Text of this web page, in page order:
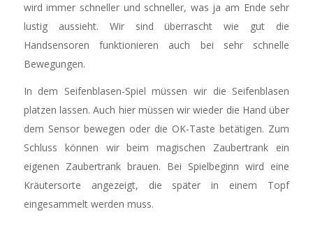
wird immer schneller und schneller, was ja am Ende sehr
lustig aussieht. Wir sind überrascht wie gut die
Handsensoren funktionieren auch bei sehr schnelle
Bewegungen.
In dem Seifenblasen-Spiel müssen wir die Seifenblasen
platzen lassen. Auch hier müssen wir wieder die Hand über
dem Sensor bewegen oder die OK-Taste betätigen. Zum
Schluss können wir beim magischen Zaubertrank ein
eigenen Zaubertrank brauen. Bei Spielbeginn wird eine
Kräutersorte angezeigt, die später in einem Topf
eingesammelt werden muss.